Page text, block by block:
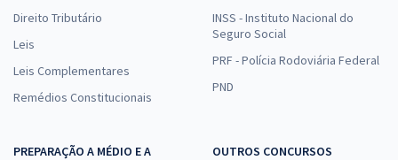
Direito Tributário
Leis
Leis Complementares
Remédios Constitucionais
INSS - Instituto Nacional do
Seguro Social
PRF - Polícia Rodoviária Federal
PND
PREPARAÇÃO A MÉDIO E A
OUTROS CONCURSOS